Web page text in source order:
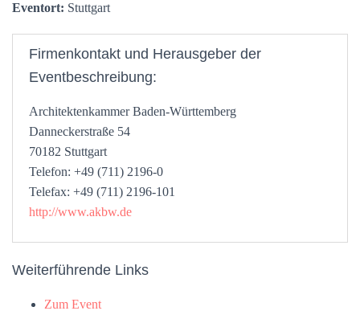
Eventort: Stuttgart
Firmenkontakt und Herausgeber der
Eventbeschreibung:
Architektenkammer Baden-Württemberg
Danneckerstraße 54
70182 Stuttgart
Telefon: +49 (711) 2196-0
Telefax: +49 (711) 2196-101
http://www.akbw.de
Weiterführende Links
Zum Event